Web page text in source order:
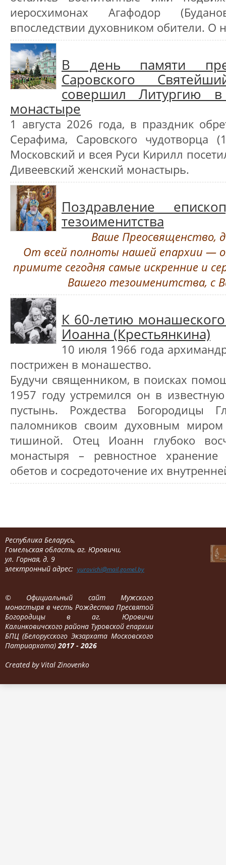
иеросхимонах Агафодор
впоследствии духовником обители. О
В день памяти
Саровского
совершил Литургию в
монастыре
1 августа 2026 года, в праздник
Серафима, Саровского чудотворца
Московский и всея Руси Кирилл
Дивеевский женский монастырь.
Поздравление
тезоименитства
Ваше Преосвященство,
От всей полноты нашей епархии —
примите сегодня самые искренние и
Вашего тезоименитства, с
К 60-летию
Иоанна (Крестьянкина)
10 июля 1966 года
пострижен в монашество.
Будучи священником, в поисках
1957 году устремился он в
пустынь. Рождества Богородицы
паломников своим духовным
тишиной. Отец Иоанн глубоко
монастыря – ревностное
обетов и сосредоточение их
Республика Беларусь,
Гомельская область, аг. Юровичи,
ул. Горная, д. 9
электронный адрес: yurovichi@mail.gomel.by
© Официальный сайт Мужского
монастыря в честь Рождества Пресвятой
Богородицы в аг. Юровичи
Калинковичского района Туровской епархии
БПЦ (Белорусского Экзархата Московского
Патриархата) 2017 - 2026
Created by Vital Zinovenko